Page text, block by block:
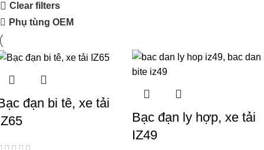
Clear filters
Phụ tùng OEM
đạn bi tê, xe tải
Bạc đạn ly hợp, xe tải
IZ49